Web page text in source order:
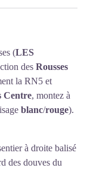
(LES
des Rousses
la RN5 et
Centre, montez à
blanc/rouge).
à droite balisé
des douves du